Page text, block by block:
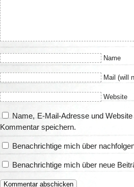
Name
Mail (will
Website
Name, E-Mail-Adresse und
Kommentar speichern.
Benachrichtige mich über
Benachrichtige mich über neue